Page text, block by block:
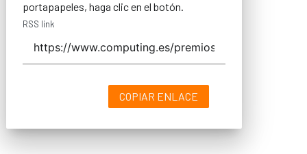
portapapeles, haga clic en el botón.
RSS link
COPIAR ENLACE